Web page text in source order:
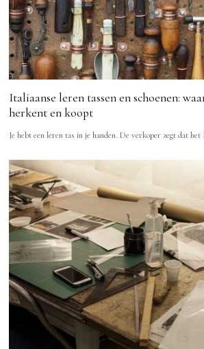
Italiaanse leren tassen en schoenen:
herkent en koopt
Je hebt een leren tas in je handen. De verkoper zegt dat